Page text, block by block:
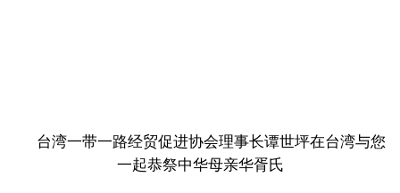
台湾一带一路经贸促进协会理事长谭世坪在台湾与您
一起恭祭中华母亲华胥氏